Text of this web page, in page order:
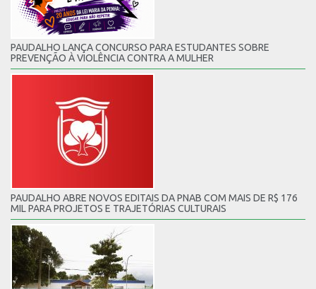
PAUDALHO LANÇA CONCURSO PARA ESTUDANTES SOBRE
PREVENÇÃO À VIOLÊNCIA CONTRA A MULHER
PAUDALHO ABRE NOVOS EDITAIS DA PNAB COM MAIS DE R$ 176
MIL PARA PROJETOS E TRAJETÓRIAS CULTURAIS